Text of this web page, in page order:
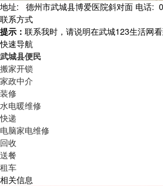
地址: 德州市武城县博爱医院斜对面 电话:
联系方式
提示： 联系我时，请说明在武城123生活网看
快速导航
武城县便民
搬家开锁
家政中介
装修
水电暖维修
快递
电脑家电维修
回收
送餐
租车
相关信息